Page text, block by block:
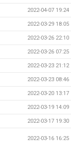
2022-04-07 19:24
2022-03-29 18:05
2022-03-26 22:10
2022-03-26 07:25
2022-03-23 21:12
2022-03-23 08:46
2022-03-20 13:17
2022-03-19 14:09
2022-03-17 19:30
2022-03-16 16:25